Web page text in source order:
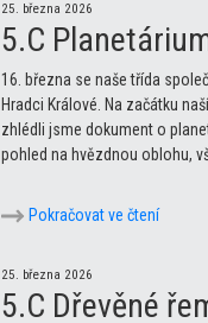
25. března 2026
5.C
16. března se naše třída
Hradci Králové. Na začátku
zhlédli jsme dokument o
pohled na hvězdnou oblohu,
Pokračovat ve čtení
25. března 2026
5.C Dřevěné